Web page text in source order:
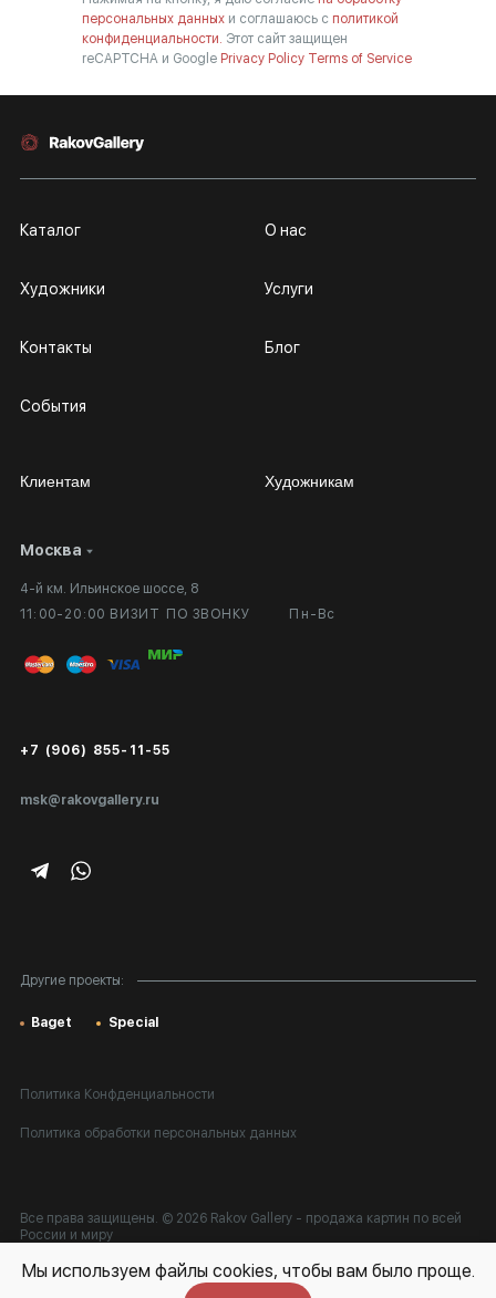
персональных данных и соглашаюсь с политикой
конфиденциальности. Этот сайт защищен
reCAPTCHA и Google Privacy Policy Terms of Service
Москва
4-й км. Ильинское шоссе, 8
11:00-20:00 ВИЗИТ ПО ЗВОНКУ
Пн-Вс
msk@rakovgallery.ru
+7 (906) 855-11-55
Каталог
Художники
Контакты
События
О нас
Услуги
Блог
Другие проекты:
Baget Special
Клиентам
Личный кабинет
Вопросы и ответы
Публичная оферта
Экспертиза/Вывоз за границу
Подарочные сертификаты
Художникам
Сотрудничество
Выставка в галерее
Политика Конфденциальности
Политика обработки персональных данных
Все права защищены. © 2026 Rakov Gallery - продажа картин по всей
России и миру
Мы используем файлы cookies, чтобы вам было проще.